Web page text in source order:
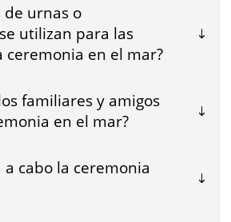
de urnas o
utilizan para las
ceremonia en el mar?
familiares y amigos
en el mar?
a cabo la ceremonia